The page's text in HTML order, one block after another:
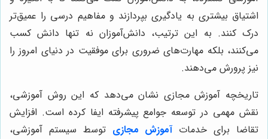
اشتیاق بیشتری به یادگیری بپردازند و مفاهیم درسی را عمیق‌تر
درک کنند. به این ترتیب، دانش‌آموزان نه تنها دانش کسب
می‌کنند، بلکه مهارت‌های ضروری برای موفقیت در دنیای امروز را
نیز پرورش می‌دهند.
تاریخچه آموزش مجازی نشان می‌دهد که این روش آموزشی،
نقش مهمی در توسعه جوامع پیشرفته ایفا کرده است. افزایش
تقاضا برای خدماتآموزش مجازی توسط سیستم آموزشی،